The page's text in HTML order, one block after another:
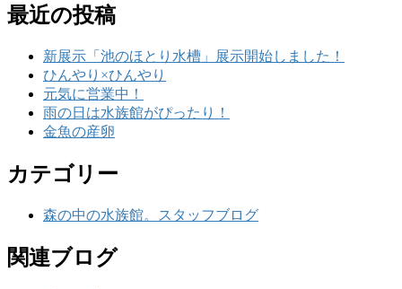
最近の投稿
新展示「池のほとり水槽」展示開始しました！
ひんやり×ひんやり
元気に営業中！
雨の日は水族館がぴったり！
金魚の産卵
カテゴリー
森の中の水族館。スタッフブログ
関連ブログ